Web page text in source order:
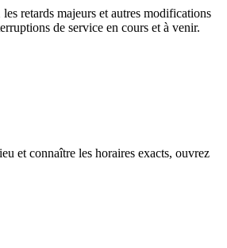
retards majeurs et autres modifications
de service en cours et à venir.
et connaître les horaires exacts, ouvrez